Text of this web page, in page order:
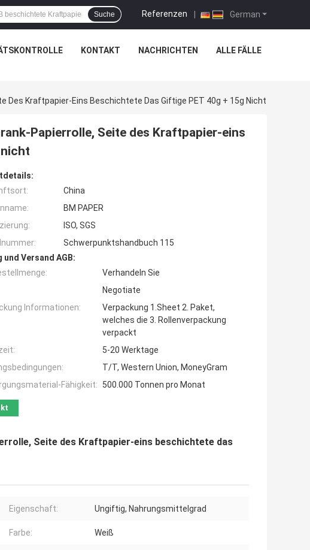
German
Referenzen |
Suche
KONTAKT NACHRICHTEN ALLE FÄLLE
Kraftpapier-Eins Beschichtete Das Giftige PET 40g + 15g Nicht
Papierrolle, Seite des Kraftpapier-eins
China
BM PAPER
ISO, SGS
Schwerpunktshandbuch 115
und Versand AGB:
Verhandeln Sie
Negotiate
Informationen:
Verpackung 1.Sheet 2. Paket,
welches die 3. Rollenverpackung
verpackt
5-20 Werktage
T/T, Western Union, MoneyGram
Fähigkeit:
500.000 Tonnen pro Monat
Seite des Kraftpapier-eins beschichtete das
Eigenschaft: Ungiftig, Nahrungsmittelgrad
Farbe: Weiß